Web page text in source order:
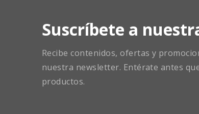
Suscríbete a
Recibe contenidos, ofertas y
nuestra newsletter. Entérate antes
productos.